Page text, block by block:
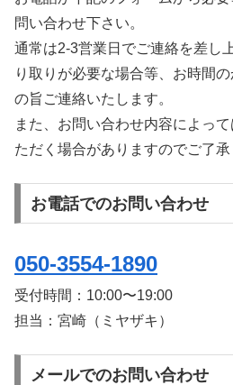
問い合わせ下さい。
通常は2-3営業日でご連絡を差し
り取りが必要な場合等、お時間
の旨ご連絡いたします。
また、お問い合わせ内容によっ
ただく場合がありますのでご了承
お電話でのお問い合わせ
050-3554-1890
受付時間： 10:00〜19:00
担当：宮崎（ミヤザキ）
メールでのお問い合わせ